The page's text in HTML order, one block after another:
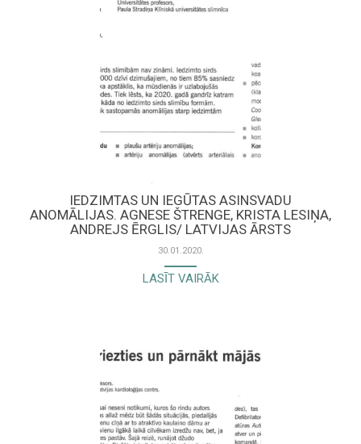
IEDZIMTAS UN IEGŪTAS ASINSVADU
ANOMĀLIJAS. AGNESE ŠTRENGE, KRISTA LESIŅA,
ANDREJS ĒRGLIS/ LATVIJAS ĀRSTS
30.01.2020.
LASĪT VAIRĀK